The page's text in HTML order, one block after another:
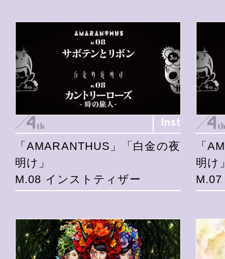
Inst
「AMARANTHUS」「白金の夜
明け」
M.08 インストティザー
「
明け